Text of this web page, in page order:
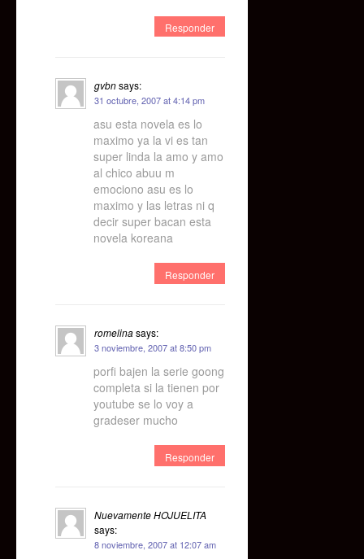
Responder
gvbnsays:
31 octubre, 2007 at 4:14 pm
asu esta novela es lo
maximo ya la vi es tan
super linda la amo y amo
al chico abuu m
emociono asu es lo
maximo y las letras ni q
decir super bacan esta
novela koreana
Responder
romelinasays:
3 noviembre, 2007 at 8:50 pm
porfi bajen la serie goong
completa si la tienen por
youtube se lo voy a
gradeser mucho
Responder
Nuevamente HOJUELITA
says:
8 noviembre, 2007 at 12:07 am